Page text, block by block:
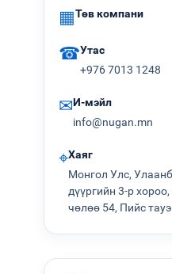
▦Төв компани
☎Утас
+976 7013 1248
✉И-мэйл
info@nugan.mn
⌖Хаяг
Монгол Улс,
дүүргийн 3-р
чөлөө 54, Пийс